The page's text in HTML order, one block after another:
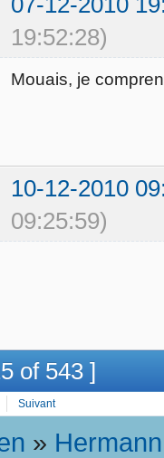
19:52:28)
Mouais, je
10-12-2010
09:25:59)
of 543 ]
Suivant
» Hermann